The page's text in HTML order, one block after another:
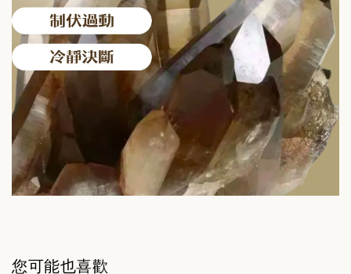
您可能也喜歡